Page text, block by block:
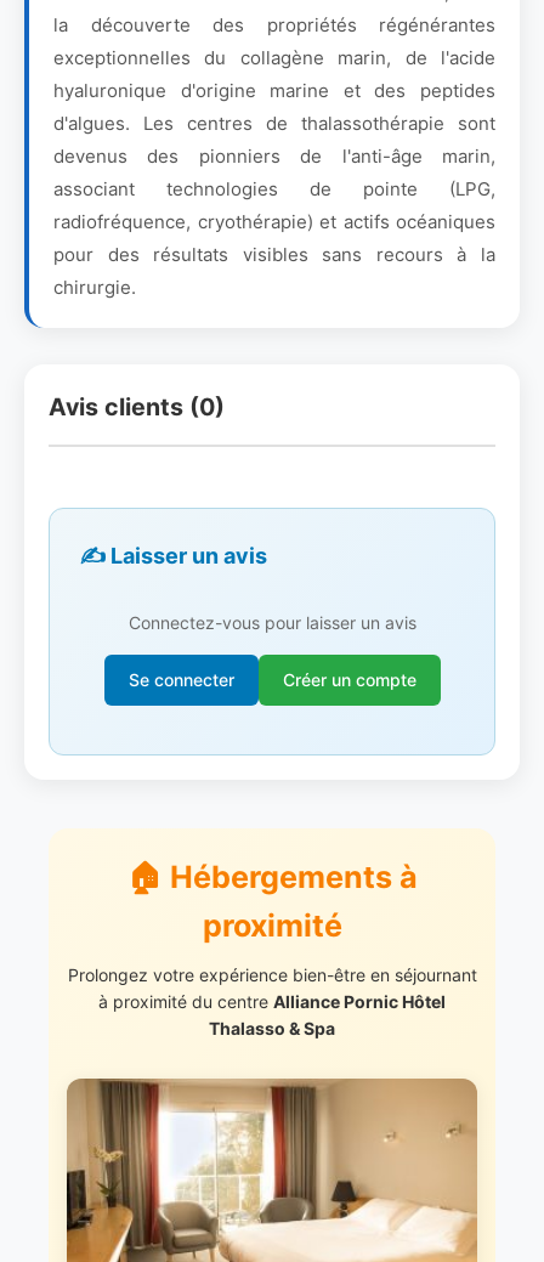
la découverte des propriétés régénérantes
exceptionnelles du collagène marin, de l'acide
hyaluronique d'origine marine et des peptides
d'algues. Les centres de thalassothérapie sont
devenus des pionniers de l'anti-âge marin,
associant technologies de pointe (LPG,
radiofréquence, cryothérapie) et actifs océaniques
pour des résultats visibles sans recours à la
chirurgie.
Avis clients (0)
✍️ Laisser un avis
Connectez-vous pour laisser un avis
Se connecter Créer un compte
🏠 Hébergements à
proximité
Prolongez votre expérience bien-être en séjournant
à proximité du centre Alliance Pornic Hôtel
Thalasso & Spa